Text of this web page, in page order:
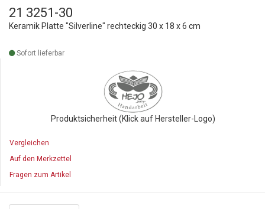
21 3251-30
Keramik Platte "Silverline" rechteckig 30 x 18 x 6 cm
Sofort lieferbar
Produktsicherheit (Klick auf Hersteller-Logo)
Vergleichen
Auf den Merkzettel
Fragen zum Artikel